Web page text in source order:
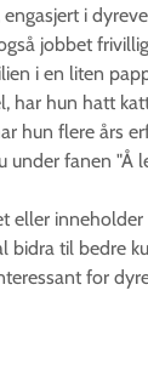
i
jobbet
i en liten
har hun hatt
hun flere års
under fanen "Å
eller
bidra til bedre
for